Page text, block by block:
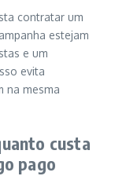
contratar um
estejam
e um
evita
na mesma
custa
pago